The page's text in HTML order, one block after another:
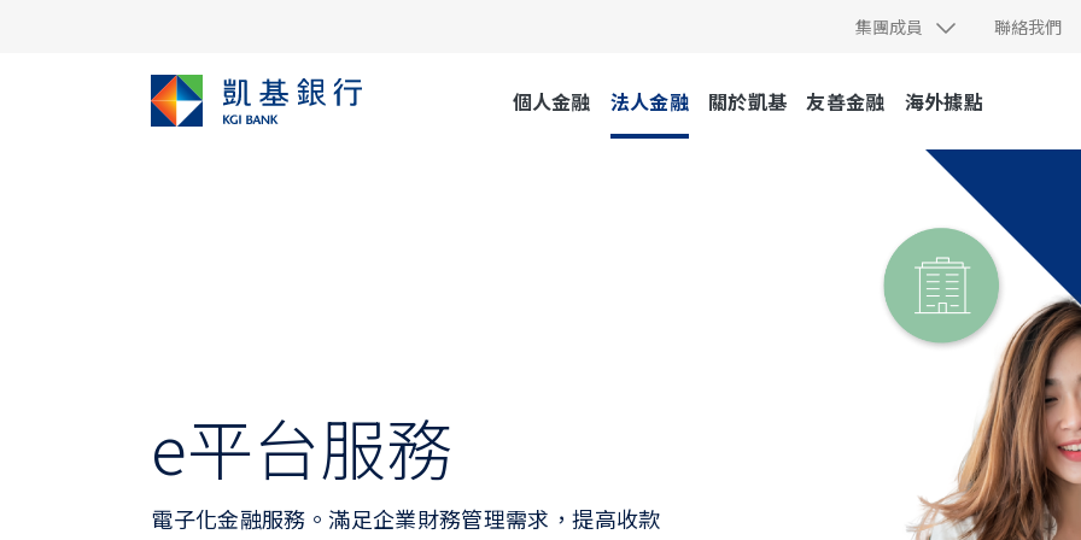
集團成員 聯絡我們
個人金融 法人金融 關於凱基 友善金融 海外據點
e平台服務
電子化金融服務。滿足企業財務管理需求，提高收款